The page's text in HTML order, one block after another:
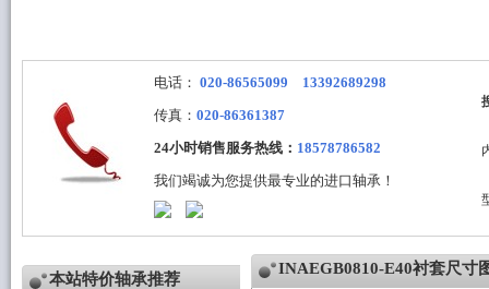
电话： 020-86565099 13392689298
传真： 020-86361387
24小时销售服务热线： 18578786582
我们竭诚为您提供最专业的进口轴承！
本站特价轴承推荐
INAEGB0810-E40衬套尺寸